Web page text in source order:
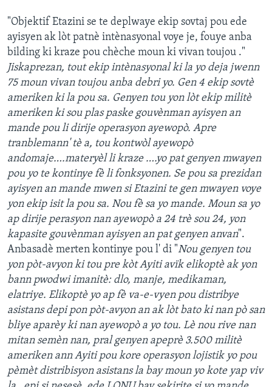
SUIV NOU
Languages
"Objektif Etazini se te deplwaye ekip sovtaj pou ede
ayisyen ak lòt patnè intènasyonal voye je, fouye anba
bilding ki kraze pou chèche moun ki vivan toujou ."
Jiskaprezan, tout ekip intènasyonal ki la yo deja jwenn
75 moun vivan toujou anba debri yo. Gen 4 ekip sovtè
ameriken ki la pou sa. Genyen tou yon lòt ekip militè
ameriken ki sou plas paske gouvènman ayisyen an
mande pou li dirije operasyon ayewopò. Apre
tranblemann' tè a, tou kontwòl ayewopò
andomaje….materyèl li kraze ….yo pat genyen mwayen
pou yo te kontinye fè li fonksyonen. Se pou sa prezidan
ayisyen an mande mwen si Etazini te gen mwayen voye
yon ekip isit la pou sa. Nou fè sa yo mande. Moun sa yo
ap dirije perasyon nan ayewopò a 24 trè sou 24, yon
kapasite gouvènman ayisyen an pat genyen anvan".
Anbasadè merten kontinye pou l' di "Nou genyen tou
yon pòt-avyon ki tou pre kòt Ayiti avïk elikoptè ak yon
bann pwodwi imanitè: dlo, manje, medikaman,
elatriye. Elikoptè yo ap fè va-e-vyen pou distribye
asistans depi pon pòt-avyon an ak lòt bato ki nan pò san
bliye aparèy ki nan ayewopò a yo tou. Lè nou rive nan
mitan semèn nan, pral genyen apeprè 3.500 militè
ameriken ann Ayiti pou kore operasyon lojistik yo pou
pèmèt distribisyon asistans la bay moun yo kote yap viv